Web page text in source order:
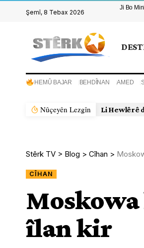
Şemî, 8 Tebax 2026
Ji Bo Min
HEMÛ BAJAR BEHDÎNAN AMED
Nûçeyên Lezgîn Li Hewlêrê
Stêrk TV > Blog > Cîhan >
CÎHAN
îlan kir